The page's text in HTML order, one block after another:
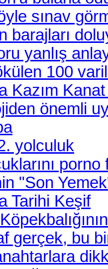
sınav
barajları
yanlış
100
Kazım
önemli
yolculuk
"Son
Tarihi Keşif
gerçek, bu